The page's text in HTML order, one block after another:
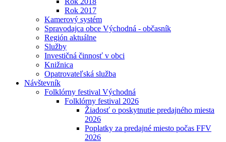
Rok 2017
Kamerový systém
Spravodajca obce Východná - občasník
Región aktuálne
Služby
Investičná činnosť v obci
Knižnica
Opatrovateľská služba
Návštevník
Folklórny festival Východná
Folklórny festival 2026
Žiadosť o poskytnutie predajného miesta
2026
Poplatky za predajné miesto počas FFV
2026